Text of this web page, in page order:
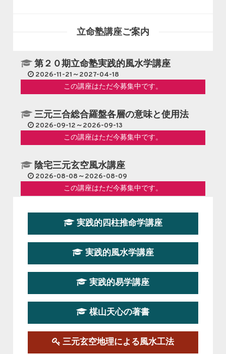
立命塾講座ご案内
第２０期立命塾実践的風水学講座
2026-11-21～2027-04-18
この講座はただ今募集中です。
三元三合総合羅盤各層の意味と使用法
2026-09-12～2026-09-13
この講座はただ今募集中です。
陰宅三元玄空風水講座
2026-08-08～2026-08-09
この講座はただ今募集中です。
第１９期立命塾『実践的易学講座』
2026-08-22～2026-10-25
第19期立命塾実践的四柱推命学講座
2026-03-20～2026-07-19
第１９期立命塾実践的風水学講座
この講座の募集は終了しました。
実践的四柱推命学講座
実践的風水学講座
実践的易学講座
楳山天心の著書
三元玄空地理による風水工法